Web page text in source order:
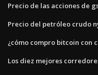
Precio de las acciones de
Precio del petróleo crudo
¿cómo compro bitcoin con
Los diez mejores